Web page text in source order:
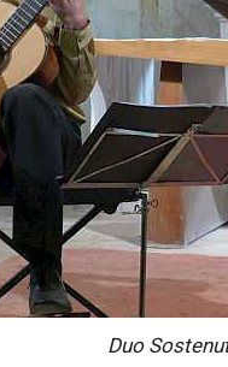
Duo